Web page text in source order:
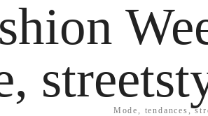
Mode, tendances,